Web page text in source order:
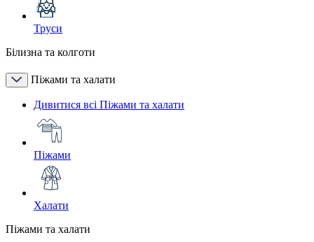
Труси
Білизна та колготи
Піжами та халати
Дивитися всі Піжами та халати
Піжами
Халати
Піжами та халати